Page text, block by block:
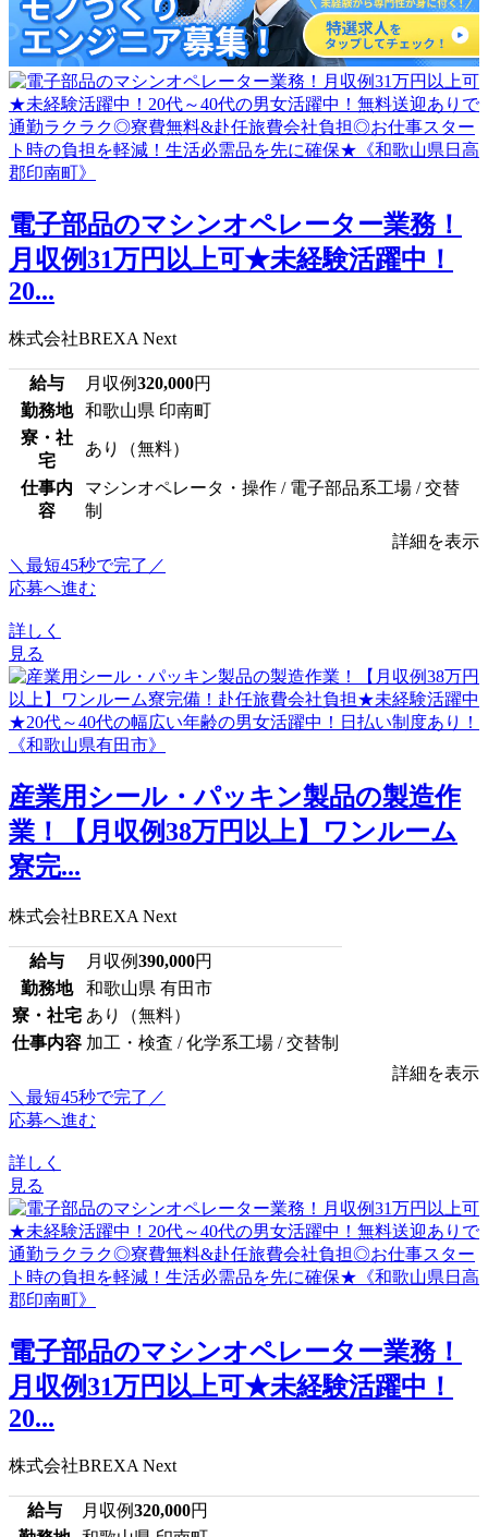
電子部品のマシンオペレーター業務！
月収例31万円以上可★未経験活躍中！
20...
株式会社BREXA Next
給与 月収例320,000円
勤務地
和歌山県 印南町
寮・社
宅
あり（無料）
仕事内
容
マシンオペレータ・操作 / 電子部品系工場 / 交替
制
詳細を表示
＼最短45秒で完了／
応募へ進む
詳しく
見る
産業用シール・パッキン製品の製造作
業！【月収例38万円以上】ワンルーム
寮完...
株式会社BREXA Next
給与 月収例390,000円
勤務地
和歌山県 有田市
寮・社宅 あり（無料）
仕事内容 加工・検査 / 化学系工場 / 交替制
詳細を表示
＼最短45秒で完了／
応募へ進む
詳しく
見る
電子部品のマシンオペレーター業務！
月収例31万円以上可★未経験活躍中！
20...
株式会社BREXA Next
給与 月収例320,000円